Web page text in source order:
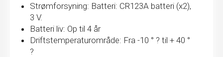
Strømforsyning: Batteri: CR123A batteri (x2),
3 V.
Batteri liv: Op til 4 år
Driftstemperaturområde: Fra -10 ° ? til + 40 °
?